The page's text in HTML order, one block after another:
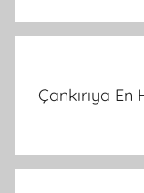
Çankırıya En